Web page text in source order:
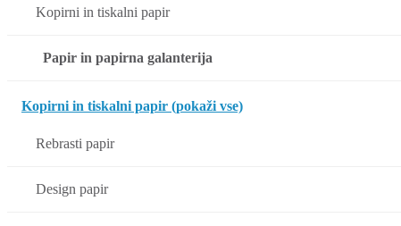
Kopirni in tiskalni papir
Papir in papirna galanterija
Kopirni in tiskalni papir (pokaži vse)
Rebrasti papir
Design papir